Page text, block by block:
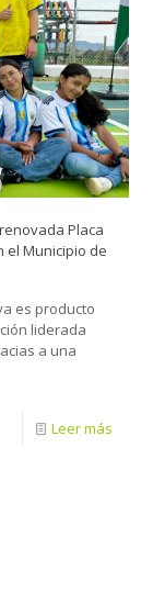
Placa
el Municipio de
es producto
liderada
a una
Leer más